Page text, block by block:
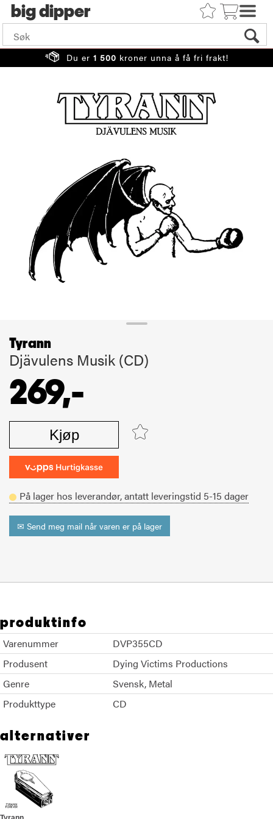
big
Du er 1 500 kroner unna å få fri frakt!
Tyrann
Djävulens Musik (CD)
269,-
Kjøp
På lager hos leverandør,antatt leveringstid 5-15 dager
✉ Send meg mail når varen er på lager
produktinfo
Varenummer
DVP355CD
Produsent
Dying Victims Productions
Genre
Svensk Metal
Produkttype
CD
alternativer